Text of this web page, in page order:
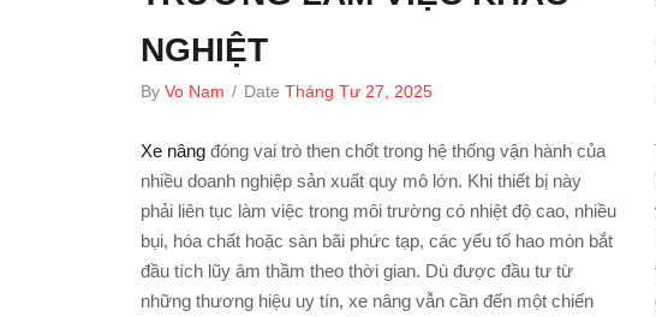
NGHIỆT
By Vo Nam / Date Tháng Tư 27, 2025
Xe nâng đóng vai trò then chốt trong hệ thống vận hành của
nhiều doanh nghiệp sản xuất quy mô lớn. Khi thiết bị này
phải liên tục làm việc trong môi trường có nhiệt độ cao, nhiều
bụi, hóa chất hoặc sàn bãi phức tạp, các yếu tố hao mòn bắt
đầu tích lũy âm thầm theo thời gian. Dù được đầu tư từ
những thương hiệu uy tín, xe nâng vẫn cần đến một chiến